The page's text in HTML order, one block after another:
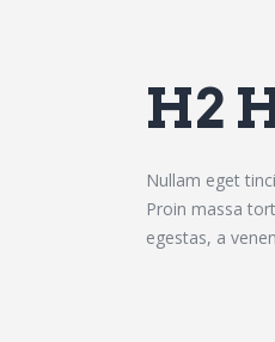
H2
Nullam eget
Proin massa
egestas, a